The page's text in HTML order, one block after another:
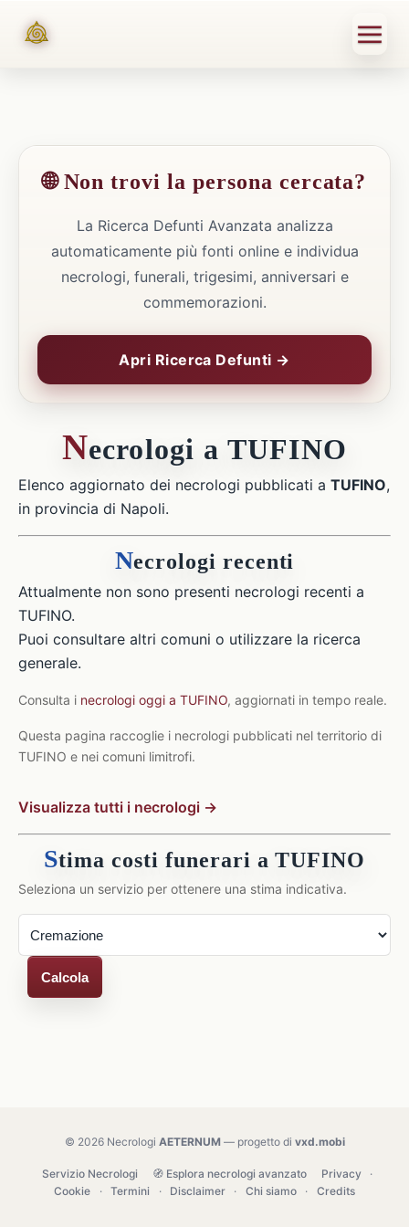
🌐 Non trovi la persona cercata?
La Ricerca Defunti Avanzata analizza
automaticamente più fonti online e individua
necrologi, funerali, trigesimi, anniversari e
commemorazioni.
Apri Ricerca Defunti →
Necrologi a TUFINO
Elenco aggiornato dei necrologi pubblicati a TUFINO,
in provincia di Napoli.
Necrologi recenti
Attualmente non sono presenti necrologi recenti a
TUFINO.
Puoi consultare altri comuni o utilizzare la ricerca
generale.
Consulta i necrologi oggi a TUFINO, aggiornati in tempo reale.
Questa pagina raccoglie i necrologi pubblicati nel territorio di
TUFINO e nei comuni limitrofi.
Visualizza tutti i necrologi →
Stima costi funerari a TUFINO
Seleziona un servizio per ottenere una stima indicativa.
Calcola
© 2026 Necrologi AETERNUM— progetto di vxd.mobi
Servizio Necrologi 🧭 Esplora necrologi avanzato Privacy
·
Cookie
· Termini · Disclaimer · Chi siamo · Credits